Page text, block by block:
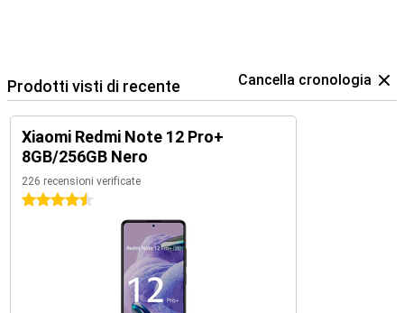
Prodotti visti di recente Cancella cronologia
Xiaomi Redmi Note 12 Pro+
8GB/256GB Nero
226 recensioni verificate
4.5 stelle